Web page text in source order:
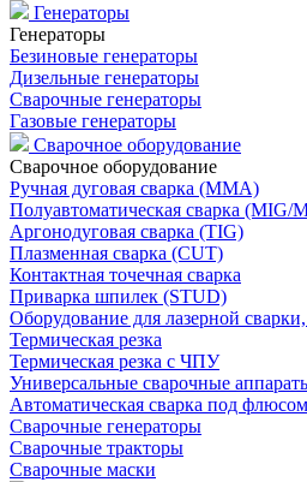
Генераторы
Генераторы
Безиновые генераторы
Дизельные генераторы
Сварочные генераторы
Газовые генераторы
Сварочное оборудование
Сварочное оборудование
Ручная дуговая сварка (MMA)
Полуавтоматическая сварка (MIG/
Аргонодуговая сварка (TIG)
Плазменная сварка (CUT)
Контактная точечная сварка
Приварка шпилек (STUD)
Оборудование для лазерной
Термическая резка
Термическая резка с ЧПУ
Универсальные сварочные
Автоматическая сварка под флюсом
Сварочные генераторы
Сварочные тракторы
Сварочные маски